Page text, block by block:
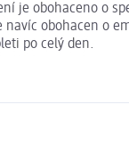
je obohaceno o
obohacen o
po celý den.